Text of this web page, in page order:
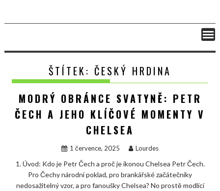
ŠTÍTEK: ČESKÝ HRDINA
MODRÝ OBRÁNCE SVATYNĚ: PETR
ČECH A JEHO KLÍČOVÉ MOMENTY V
CHELSEA
1 července, 2025 Lourdes
1. Úvod: Kdo je Petr Čech a proč je ikonou Chelsea Petr Čech.
Pro Čechy národní poklad, pro brankářské začátečníky
nedosažitelný vzor, a pro fanoušky Chelsea? No prostě modlící